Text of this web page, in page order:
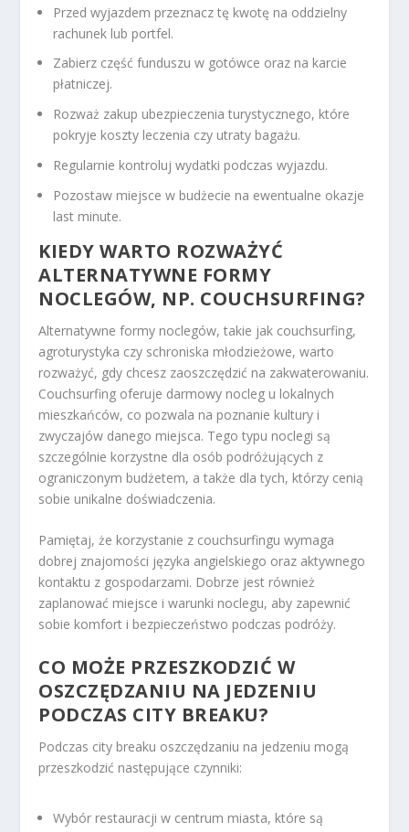
Przed wyjazdem przeznacz tę kwotę na oddzielny
rachunek lub portfel.
Zabierz część funduszu w gotówce oraz na karcie
płatniczej.
Rozważ zakup ubezpieczenia turystycznego, które
pokryje koszty leczenia czy utraty bagażu.
Regularnie kontroluj wydatki podczas wyjazdu.
Pozostaw miejsce w budżecie na ewentualne okazje
last minute.
KIEDY WARTO ROZWAŻYĆ
ALTERNATYWNE FORMY
NOCLEGÓW, NP. COUCHSURFING?
Alternatywne formy noclegów, takie jak couchsurfing,
agroturystyka czy schroniska młodzieżowe, warto
rozważyć, gdy chcesz zaoszczędzić na zakwaterowaniu.
Couchsurfing oferuje darmowy nocleg u lokalnych
mieszkańców, co pozwala na poznanie kultury i
zwyczajów danego miejsca. Tego typu noclegi są
szczególnie korzystne dla osób podróżujących z
ograniczonym budżetem, a także dla tych, którzy cenią
sobie unikalne doświadczenia.
Pamiętaj, że korzystanie z couchsurfingu wymaga
dobrej znajomości języka angielskiego oraz aktywnego
kontaktu z gospodarzami. Dobrze jest również
zaplanować miejsce i warunki noclegu, aby zapewnić
sobie komfort i bezpieczeństwo podczas podróży.
CO MOŻE PRZESZKODZIĆ W
OSZCZĘDZANIU NA JEDZENIU
PODCZAS CITY BREAKU?
Podczas city breaku oszczędzaniu na jedzeniu mogą
przeszkodzić następujące czynniki:
Wybór restauracji w centrum miasta, które są